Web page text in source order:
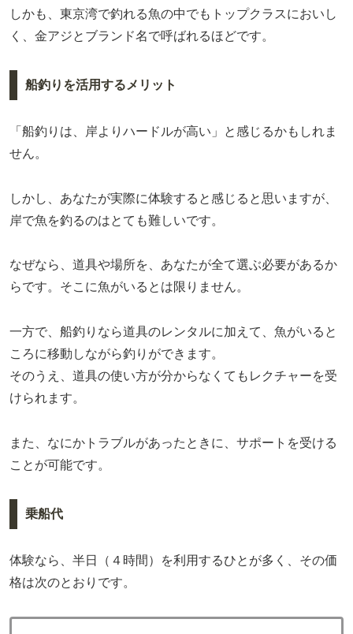
しかも、東京湾で釣れる魚の中でもトップクラスにおいし
く、金アジとブランド名で呼ばれるほどです。
船釣りを活用するメリット
「船釣りは、岸よりハードルが高い」と感じるかもしれま
せん。
しかし、あなたが実際に体験すると感じると思いますが、
岸で魚を釣るのはとても難しいです。
なぜなら、道具や場所を、あなたが全て選ぶ必要があるか
らです。そこに魚がいるとは限りません。
一方で、船釣りなら道具のレンタルに加えて、魚がいると
ころに移動しながら釣りができます。
そのうえ、道具の使い方が分からなくてもレクチャーを受
けられます。
また、なにかトラブルがあったときに、サポートを受ける
ことが可能です。
乗船代
体験なら、半日（４時間）を利用するひとが多く、その価
格は次のとおりです。